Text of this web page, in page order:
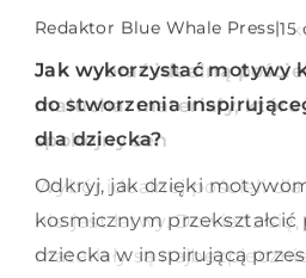
Dagmara Szulc|2 listopada
Jak skutecznie
dom przed szkodnikami
Poznaj najskuteczniejsze
z szkodnikami tekstylnymi
swojego domu. Dowiedz
zapobiegać ich pojawieniu
Redaktor Blue Whale Press|15
Jak wykorzystać motywy
do stworzenia
dla dziecka?
Odkryj, jak dzięki
kosmicznym przekształcić
dziecka w inspirującą
Redaktor Blue Whale Press|1
Jak wybrać idealną
malucha: materiały,
spokojny sen
Wybór idealnej pościeli
nie jest łatwy. Dowiedz się,
materiały są